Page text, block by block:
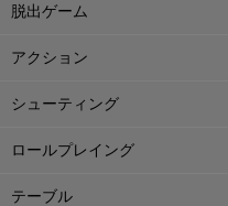
脱出ゲーム
アクション
シューティング
ロールプレイング
テーブル